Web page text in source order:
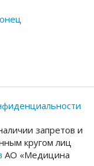
запретов и
кругом лиц
АО «Медицина